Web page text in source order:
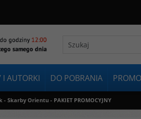
I AUTORKI DO POBRANIA
Skarby Orientu - PAKIET PROMOCYJNY